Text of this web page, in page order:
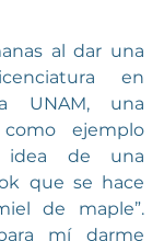
al dar una
en
UNAM, una
ejemplo
que se hace
de maple”.
mí darme